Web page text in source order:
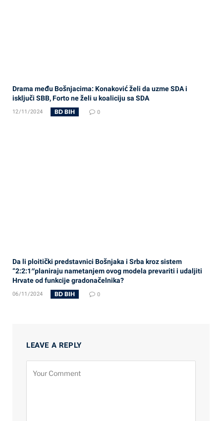
Drama među Bošnjacima: Konaković želi da uzme SDA i
isključi SBB, Forto ne želi u koaliciju sa SDA
12/11/2024 BD BIH 0
Da li ploitički predstavnici Bošnjaka i Srba kroz sistem
“2:2:1″planiraju nametanjem ovog modela prevariti i udaljiti
Hrvate od funkcije gradonačelnika?
06/11/2024 BD BIH 0
LEAVE A REPLY